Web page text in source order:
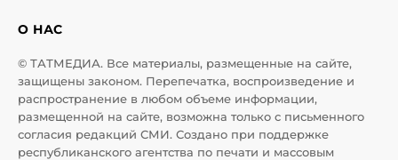
О НАС
© ТАТМЕДИА. Все материалы, размещенные на сайте,
защищены законом. Перепечатка, воспроизведение и
распространение в любом объеме информации,
размещенной на сайте, возможна только с письменного
согласия редакций СМИ. Создано при поддержке
республиканского агентства по печати и массовым